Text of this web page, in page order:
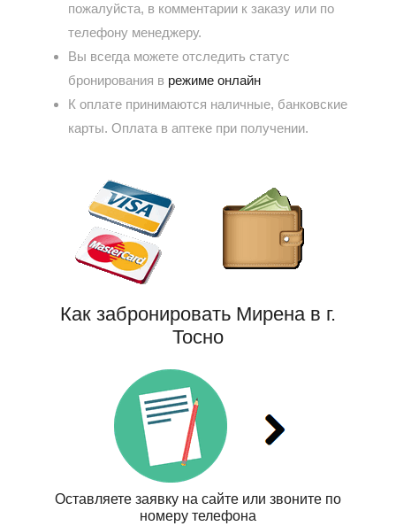
пожалуйста, в комментарии к заказу или по
телефону менеджеру.
Вы всегда можете отследить статус
бронирования в режиме онлайн
К оплате принимаются наличные, банковские
карты. Оплата в аптеке при получении.
Как забронировать Мирена в г.
Тосно
Оставляете заявку на сайте или звоните по
номеру телефона